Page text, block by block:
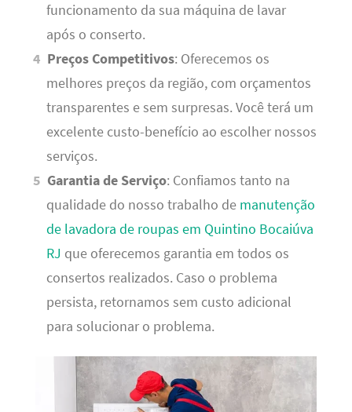
funcionamento da sua máquina de lavar
após o conserto.
Preços Competitivos: Oferecemos os
melhores preços da região, com orçamentos
transparentes e sem surpresas. Você terá um
excelente custo-benefício ao escolher nossos
serviços.
Garantia de Serviço: Confiamos tanto na
qualidade do nosso trabalho de manutenção
de lavadora de roupas em Quintino Bocaiúva
RJ que oferecemos garantia em todos os
consertos realizados. Caso o problema
persista, retornamos sem custo adicional
para solucionar o problema.